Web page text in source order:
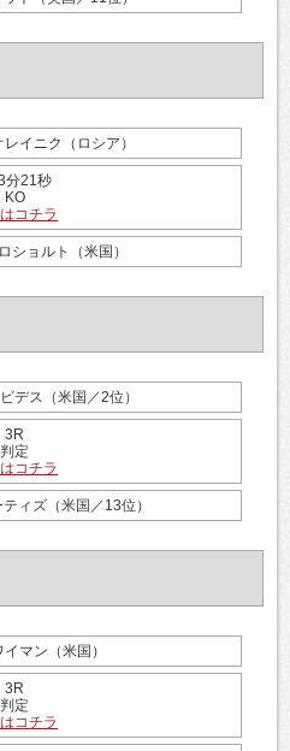
イニク（ロシア）
分21秒
KO
コチラ
ショルト（米国）
デス（米国／2位）
3R
判定
コチラ
ィズ（米国／13位）
マン（米国）
3R
判定
コチラ